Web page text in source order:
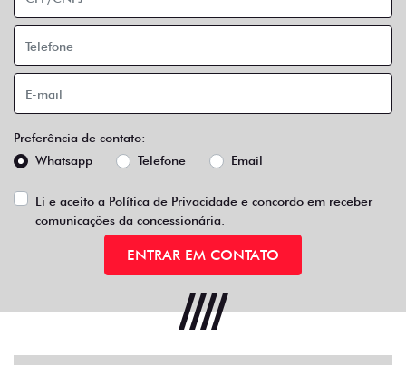
Preferência de contato:
Whatsapp
Telefone Email
Li e aceito a Política de Privacidade e concordo em receber
comunicações da concessionária.
ENTRAR EM CONTATO